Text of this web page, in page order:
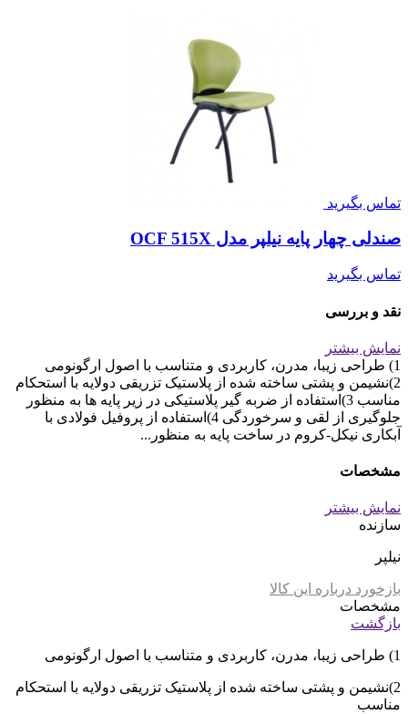
تماس بگیرید
صندلی چهار پایه نیلپر مدل OCF 515X
تماس بگیرید
نقد و بررسی
نمایش بیشتر
1) طراحی زیبا، مدرن، کاربردی و متناسب با اصول ارگونومی
2)نشیمن و پشتی ساخته شده از پلاستیک تزریقی دولایه با استحکام
مناسب 3)استفاده از ضربه گیر پلاستیکی در زیر پایه ها به منظور
جلوگیری از لقی و سرخوردگی 4)استفاده از پروفیل فولادی با
آبکاری نیکل-کروم در ساخت پایه به منظور...
مشخصات
نمایش بیشتر
سازنده
نیلپر
بازخورد درباره این کالا
مشخصات
بازگشت
1) طراحی زیبا، مدرن، کاربردی و متناسب با اصول ارگونومی
2)نشیمن و پشتی ساخته شده از پلاستیک تزریقی دولایه با استحکام
مناسب